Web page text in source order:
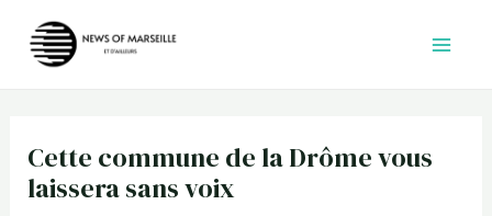
Cette commune de la Drôme vous
laissera sans voix